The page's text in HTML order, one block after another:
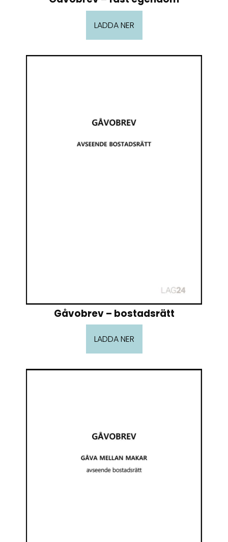
LADDA NER
Gåvobrev – bostadsrätt
LADDA NER